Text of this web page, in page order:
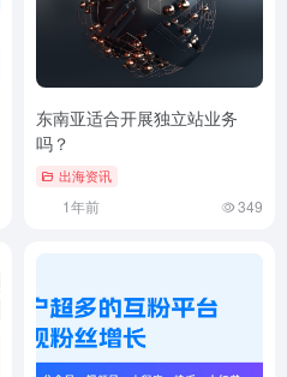
东南亚适合开展独立站业务
吗？
出海资讯
1年前 349